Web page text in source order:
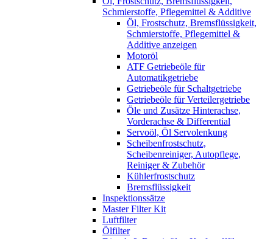
Schmierstoffe, Pflegemittel & Additive
Öl, Frostschutz, Bremsflüssigkeit,
Schmierstoffe, Pflegemittel &
Additive anzeigen
Motoröl
ATF Getriebeöle für
Automatikgetriebe
Getriebeöle für Schaltgetriebe
Getriebeöle für Verteilergetriebe
Öle und Zusätze Hinterachse,
Vorderachse & Differential
Servoöl, Öl Servolenkung
Scheibenfrostschutz,
Scheibenreiniger, Autopflege,
Reiniger & Zubehör
Kühlerfrostschutz
Bremsflüssigkeit
Inspektionssätze
Master Filter Kit
Luftfilter
Ölfilter